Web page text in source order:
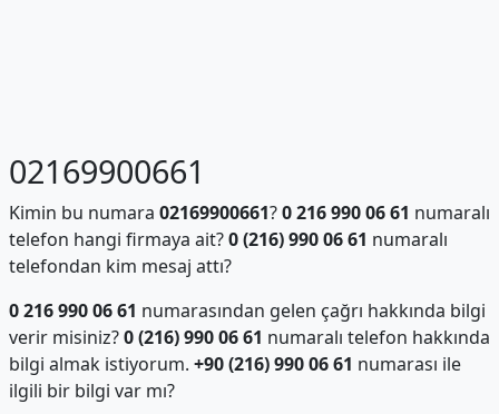
02169900661
Kimin bu numara 02169900661?0 216 990 06 61 numaralı
telefon hangi firmaya ait?0 (216) 990 06 61 numaralı
telefondan kim mesaj attı?
0 216 990 06 61 numarasından gelen çağrı hakkında bilgi
verir misiniz?0 (216) 990 06 61 numaralı telefon hakkında
bilgi almak istiyorum. +90 (216) 990 06 61 numarası ile
ilgili bir bilgi var mı?